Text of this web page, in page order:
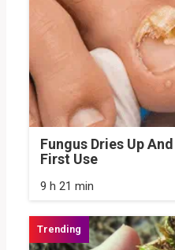
Fungus Dries Up
First Use
9 h 21 min